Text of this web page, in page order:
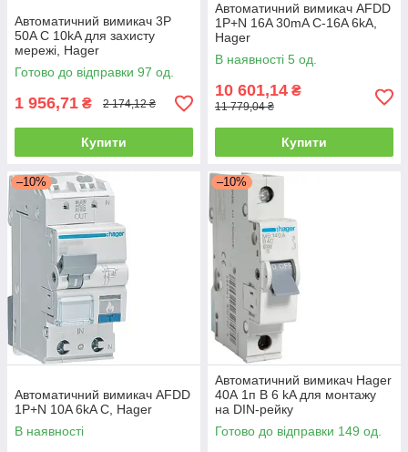
Автоматичний вимикач 3P
50A C 10kA для захисту
мережі, Hager
Готово до відправки 97 од.
1 956,71 ₴ 2 174,12 ₴
Купити
Автоматичний вимикач AFDD
1P+N 16A 30mA C-16A 6kA,
Hager
В наявності 5 од.
10 601,14 ₴
11 779,04 ₴
Купити
–10%
Автоматичний вимикач AFDD
1P+N 10A 6kA C, Hager
В наявності
–10%
Автоматичний вимикач Hager
40А 1п B 6 kA для монтажу
на DIN-рейку
Готово до відправки 149 од.